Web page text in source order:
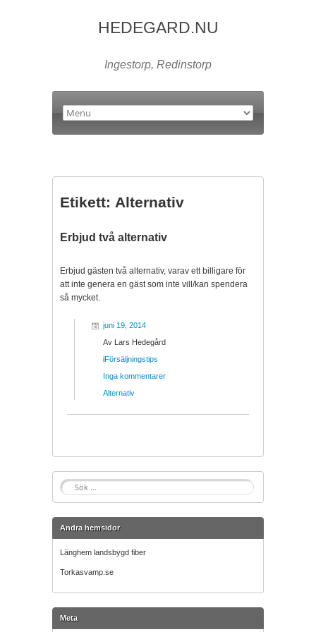
HEDEGARD.NU
Ingestorp, Redinstorp
Etikett: Alternativ
Erbjud två alternativ
Erbjud gästen två alternativ, varav ett billigare för
att inte genera en gäst som inte vill/kan spendera
så mycket.
juni 19, 2014
Av Lars Hedegård
iFörsäljningstips
Inga kommentarer
Alternativ
S
ö
e
t
r
Andra hemsidor
Länghem landsbygd fiber
Torkasvamp.se
Meta